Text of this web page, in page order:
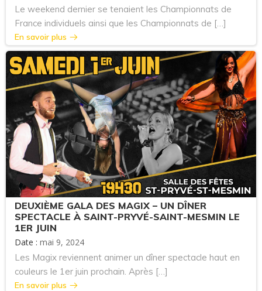
Le weekend dernier se tenaient les Championnats de
France individuels ainsi que les Championnats de […]
En savoir plus
DEUXIÈME GALA DES MAGIX – UN DÎNER
SPECTACLE À SAINT-PRYVÉ-SAINT-MESMIN LE
1ER JUIN
Date : mai 9, 2024
Les Magix reviennent animer un dîner spectacle haut en
couleurs le 1er juin prochain. Après […]
En savoir plus